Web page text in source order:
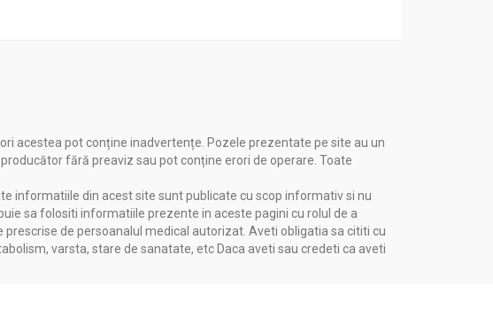
acestea pot conține inadvertențe. Pozele prezentate pe site au un
fără preaviz sau pot conține erori de operare. Toate
informatiile din acest site sunt publicate cu scop informativ si nu
sa folositi informatiile prezente in aceste pagini cu rolul de a
de persoanalul medical autorizat. Aveti obligatia sa cititi cu
varsta, stare de sanatate, etc Daca aveti sau credeti ca aveti